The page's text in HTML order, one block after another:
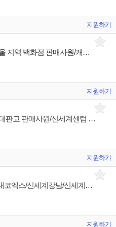
지원하기
[명품 브랜드] 고야드(GOYARD) 서울 지역 백화점 판매사원/캐셔 채용
지원하기
[명품 브랜드] 고야드(GOYARD) 현대판교 판매사원/신세계센텀 OP 채용
지원하기
[명품 브랜드] 미우미우(miumiu) 현대코엑스/신세계강남/신세계본점 판매사원 채용
지원하기